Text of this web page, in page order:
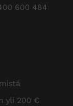
600 484
yli 200 €